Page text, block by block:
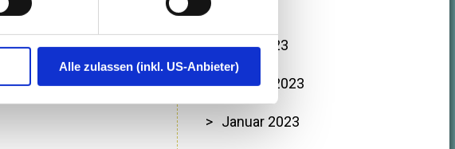
Alle zulassen (inkl. US-Anbieter)
März 2023
Februar 2023
Januar 2023